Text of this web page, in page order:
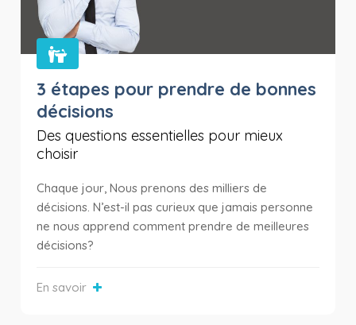
3 étapes pour prendre de bonnes
décisions
Des questions essentielles pour mieux
choisir
Chaque jour, Nous prenons des milliers de
décisions. N’est-il pas curieux que jamais personne
ne nous apprend comment prendre de meilleures
décisions?
En savoir